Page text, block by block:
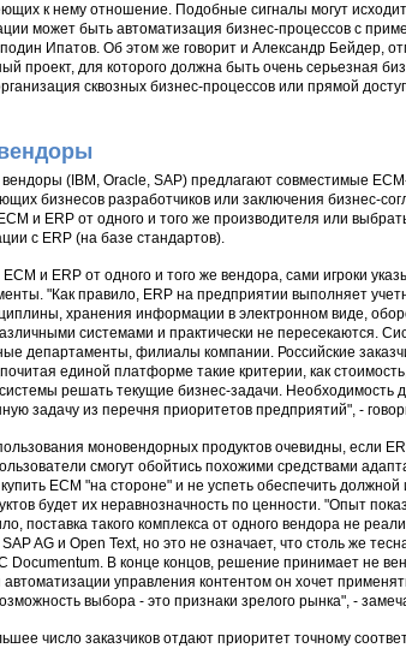
к нему отношение. Подобные сигналы могут
может быть автоматизация бизнес-процессов с
Ипатов. Об этом же говорит и Александр Бейдер,
проект, для которого должна быть очень серьезная
сквозных бизнес-процессов или прямой
(IBM, Oracle, SAP) предлагают совместимые
бизнесов разработчиков или заключения бизнес-
и ERP от одного и того же производителя или
с ERP (на базе стандартов).
и ERP от одного и того же вендора, сами игроки
"Как правило, ERP на предприятии выполняет
хранения информации в электронном виде,
системами и практически не пересекаются.
департаменты, филиалы компании. Российские
единой платформе такие критерии, как
решать текущие бизнес-задачи. Необходимость
задачу из перечня приоритетов предприятий", -
моновендорных продуктов очевидны, если
смогут обойтись похожими средствами
ECM "на стороне" и не успеть обеспечить
будет их неравнозначность по ценности. "Опыт
поставка такого комплекса от одного вендора не
AG и Open Text, но это не означает, что столь же
Documentum. В конце концов, решение принимает не
управления контентом он хочет
выбора - это признаки зрелого рынка", -
число заказчиков отдают приоритет точному